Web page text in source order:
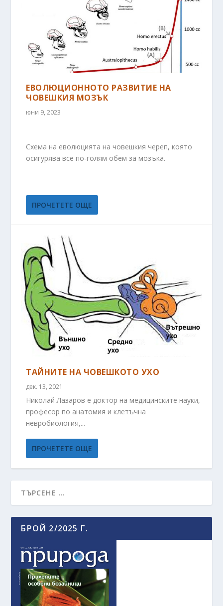
ЕВОЛЮЦИОННОТО РАЗВИТИЕ НА
ЧОВЕШКИЯ МОЗЪК
юни 9, 2023
Схема на еволюцията на човешкия череп, която
осигурява все по-голям обем за мозъка.
ПРОЧЕТЕТЕ ОЩЕ
ТАЙНИТЕ НА ЧОВЕШКОТО УХО
дек. 13, 2021
Николай Лазаров е доктор на медицинските науки,
професор по анатомия и клетъчна
невробиология,...
ПРОЧЕТЕТЕ ОЩЕ
БРОЙ 2/2025 Г.